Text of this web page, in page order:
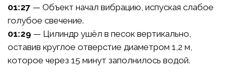
01:27 — Объект начал вибрацию, испуская слабое
голубое свечение.
01:29 — Цилиндр ушёл в песок вертикально,
оставив круглое отверстие диаметром 1,2 м,
которое через 15 минут заполнилось водой.